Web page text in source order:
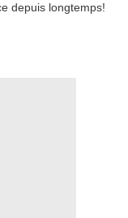
depuis longtemps!